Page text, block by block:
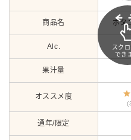
商品名 ボタ
Alc.
果汁量
オススメ度
通年/限定
スク
でき